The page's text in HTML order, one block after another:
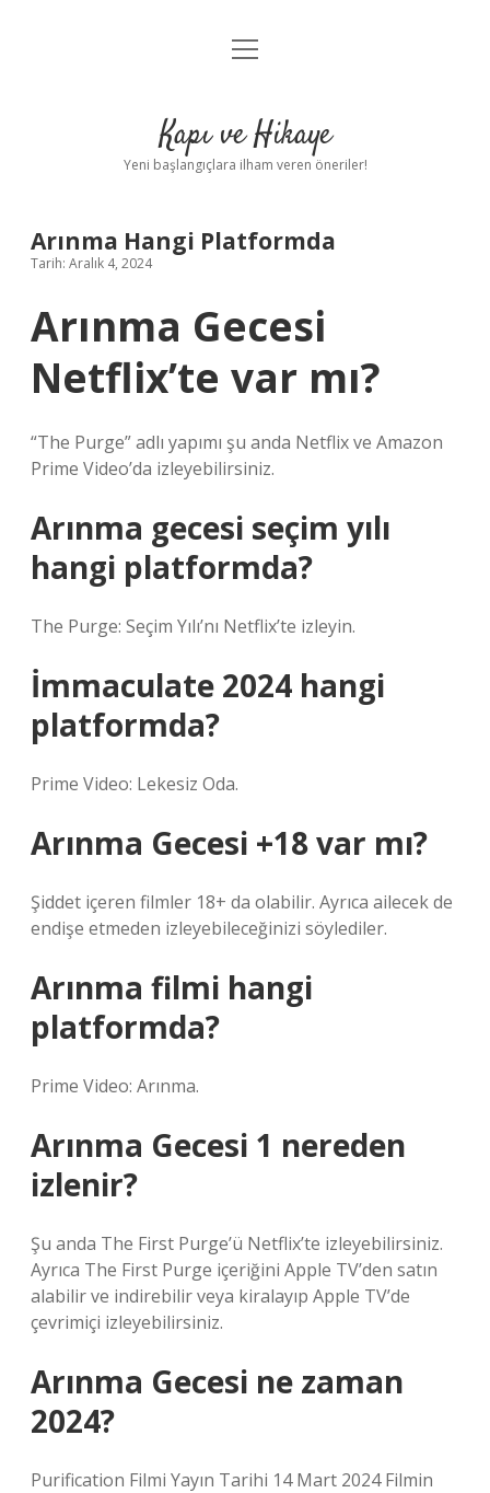
Anasayfa
Yasal Uyarı
menüyü
Kapı ve Hikaye
Yeni başlangıçlara ilham veren öneriler!
Arınma Hangi Platformda
Tarih: Aralık 4, 2024
Arınma Gecesi
Netflix’te var mı?
“The Purge” adlı yapımı şu anda Netflix ve Amazon
Prime Video’da izleyebilirsiniz.
Arınma gecesi seçim yılı
hangi platformda?
The Purge: Seçim Yılı’nı Netflix’te izleyin.
İmmaculate 2024 hangi
platformda?
Prime Video: Lekesiz Oda.
Arınma Gecesi +18 var mı?
Şiddet içeren filmler 18+ da olabilir. Ayrıca ailecek de
endişe etmeden izleyebileceğinizi söylediler.
Arınma filmi hangi
platformda?
Prime Video: Arınma.
Arınma Gecesi 1 nereden
izlenir?
Şu anda The First Purge’ü Netflix’te izleyebilirsiniz.
Ayrıca The First Purge içeriğini Apple TV’den satın
alabilir ve indirebilir veya kiralayıp Apple TV’de
çevrimiçi izleyebilirsiniz.
Arınma Gecesi ne zaman
2024?
Purification Filmi Yayın Tarihi 14 Mart 2024 Filmin